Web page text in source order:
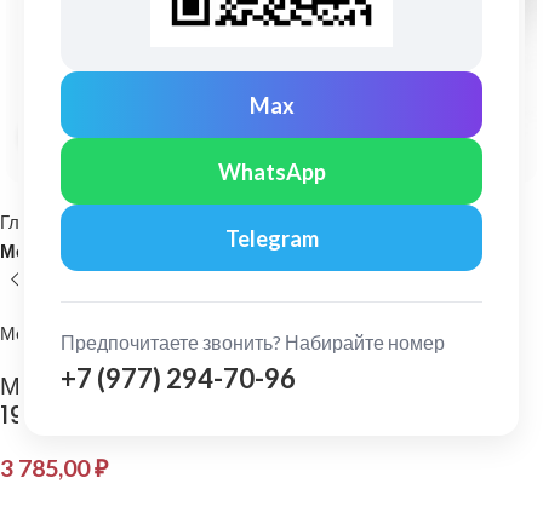
Max
WhatsApp
Telegram
Предпочитаете звонить? Набирайте номер
+7 (977) 294-70-96
Нажмите, чтобы увеличить
Главная
Металлочерепица и комплектующие
МеталлПрофиль
МеталлПрофиль: Планка конька плоского
190х190 Purman 0,5 мм Ral 8017
3 785,00₽